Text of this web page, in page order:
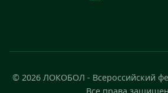
© 2026 ЛОКОБОЛ - Всероссийский